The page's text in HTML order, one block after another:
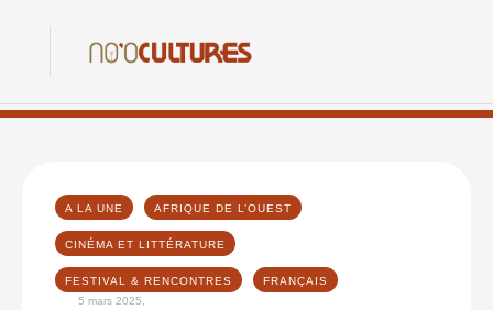
A LA UNE AFRIQUE DE L’OUEST
CINÉMA ET LITTÉRATURE
FESTIVAL & RENCONTRES
FRANÇAIS
5 mars 2025